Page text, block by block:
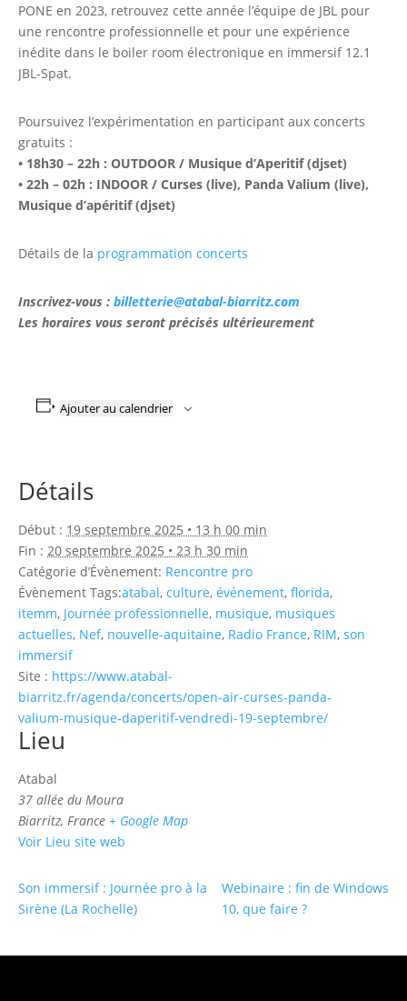
PONE en 2023, retrouvez cette année l’équipe de JBL pour
une rencontre professionnelle et pour une expérience
inédite dans le boiler room électronique en immersif 12.1
JBL-Spat.
Poursuivez l’expérimentation en participant aux concerts
gratuits :
• 18h30 – 22h : OUTDOOR / Musique d’Aperitif (djset)
• 22h – 02h : INDOOR / Curses (live), Panda Valium (live),
Musique d’apéritif (djset)
Détails de la programmation concerts
Inscrivez-vous : billetterie@atabal-biarritz.com
Les horaires vous seront précisés ultérieurement
Ajouter au calendrier
Détails
Début : 19 septembre 2025 • 13 h 00 min
Fin : 20 septembre 2025 • 23 h 30 min
Catégorie d’Évènement: Rencontre pro
Évènement Tags:atabal, culture, événement, florida,
itemm, Journée professionnelle, musique, musiques
actuelles, Nef, nouvelle-aquitaine, Radio France, RIM, son
immersif
Site : https://www.atabal-
biarritz.fr/agenda/concerts/open-air-curses-panda-
valium-musique-daperitif-vendredi-19-septembre/
Lieu
Atabal
37 allée du Moura
Biarritz, France + Google Map
Voir Lieu site web
Son immersif : Journée pro à la
Sirène (La Rochelle)
Webinaire : fin de Windows
10, que faire ?